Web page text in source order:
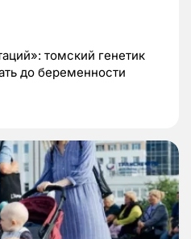
томский генетик
до беременности